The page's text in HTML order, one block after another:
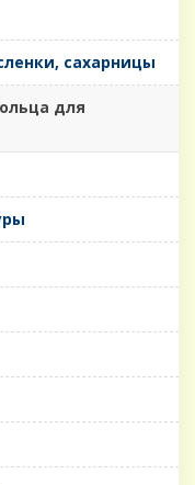
сахарницы
для